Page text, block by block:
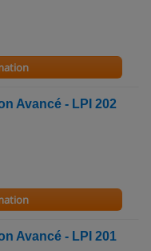
Avancé - LPI 202
Avancé - LPI 201